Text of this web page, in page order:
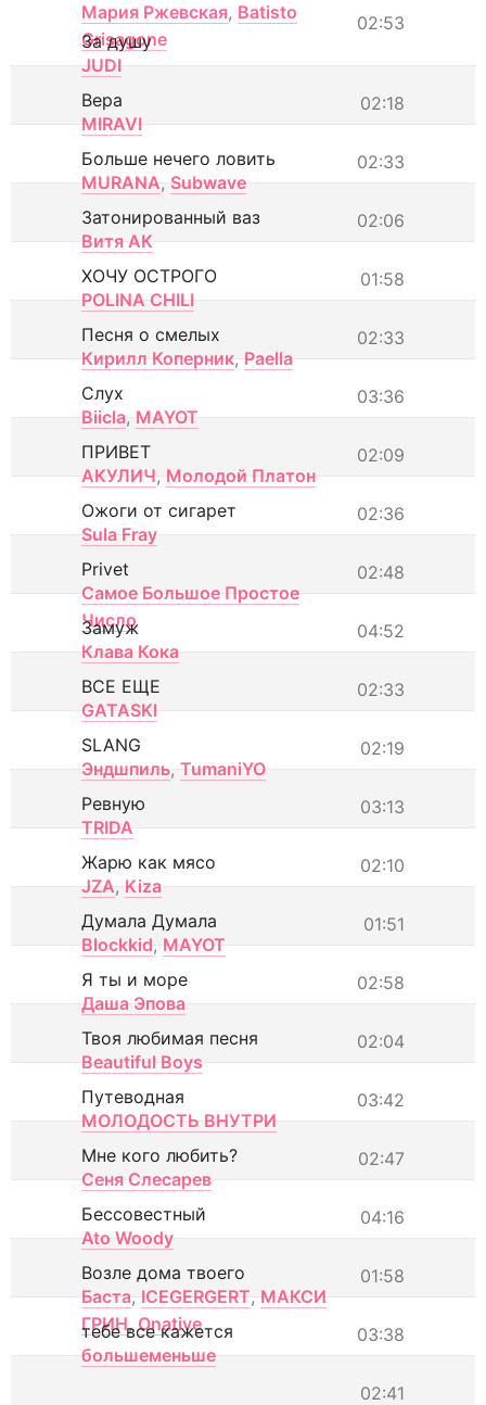
Мария Ржевская, Batisto
Grisagone
02:53
За душу
JUDI
02:18
Вера
MIRAVI
02:33
Больше нечего ловить
MURANA, Subwave
02:06
Затонированный ваз
Витя АК
01:58
ХОЧУ ОСТРОГО
POLINA CHILI
02:33
Песня о смелых
Кирилл Коперник, Paella
03:36
Слух
Biicla, MAYOT
02:09
ПРИВЕТ
АКУЛИЧ, Молодой Платон
02:36
Ожоги от сигарет
Sula Fray
02:48
Privet
Самое Большое Простое
Число
04:52
Замуж
Клава Кока
02:33
ВСЕ ЕЩЕ
GATASKI
02:19
SLANG
Эндшпиль, TumaniYO
03:13
Ревную
TRIDA
02:10
Жарю как мясо
JZA, Kiza
01:51
Думала Думала
Blockkid, MAYOT
02:58
Я ты и море
Даша Эпова
02:04
Твоя любимая песня
Beautiful Boys
03:42
Путеводная
МОЛОДОСТЬ ВНУТРИ
02:47
Мне кого любить?
Сеня Слесарев
04:16
Бессовестный
Ato Woody
01:58
Возле дома твоего
Баста, ICEGERGERT, МАКСИ
ГРИН, Onative 03:38
тебе все кажется
большеменьше
02:41